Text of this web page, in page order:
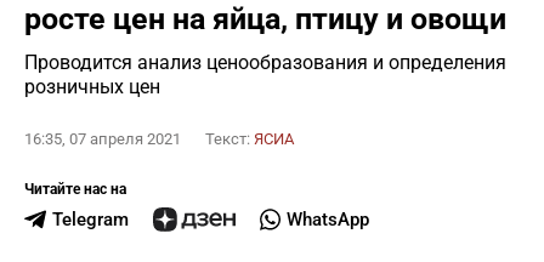
росте цен на яйца, птицу и овощи
Проводится анализ ценообразования и определения
розничных цен
16:35, 07 апреля 2021 Текст: ЯСИА
Читайте нас на
Telegram WhatsApp